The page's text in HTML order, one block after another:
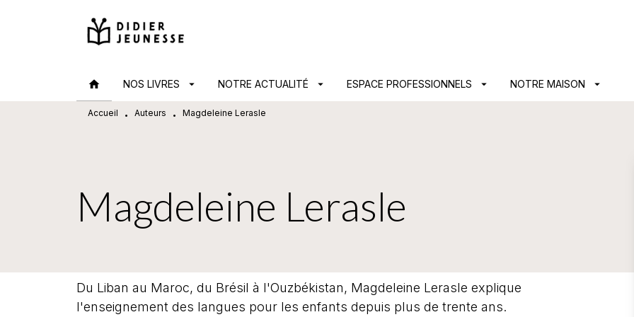
MENU RECHERCHE
home NOS LIVRES arrow_drop_down NOTRE ACTUALITÉ arrow_drop_down ESPACE PROFESSIONNELS arrow_drop_down NOTRE MAISON arrow_drop_down
Accueil • Auteurs • Magdeleine Lerasle
Magdeleine Lerasle
Du Liban au Maroc, du Brésil à l'Ouzbékistan, Magdeleine Lerasle explique
l'enseignement des langues pour les enfants depuis plus de trente ans.